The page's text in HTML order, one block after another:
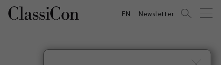
EN Newsletter